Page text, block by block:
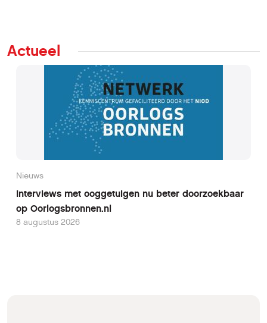
Actueel
Nieuws
Interviews met ooggetuigen nu beter doorzoekbaar
op Oorlogsbronnen.nl
8 augustus 2026